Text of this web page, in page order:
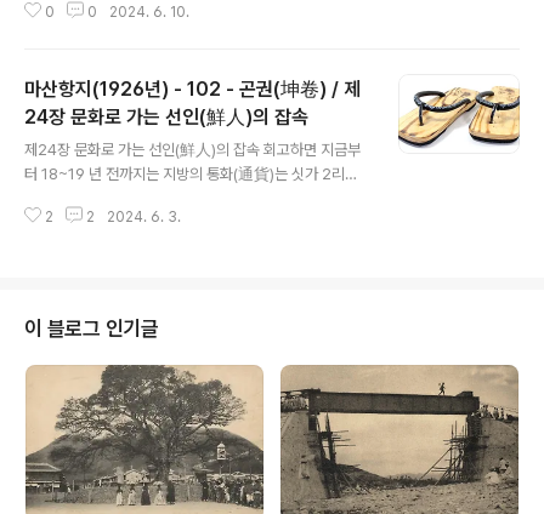
이다. 8간은 대략 15미터)의 가로는 아주 정연하다. 마산천
(大使橋)란 네 개의 인조 돌다리와 신게츠바시(新月橋),
츠키미바시(月見橋)란 두 개의 나무다리, 신월천에 가설
된 미야코바시(都橋), 쇼오겐바시(昌原橋)란 두 개의 인
조 돌다리와 구마가와바시(熊川橋)란 나무다리 등이 그
건축미를 자랑하고 있다. 이 풍경은 대로에 한정된 것이며
소위 뒷길인 골목에는 채소를 가꾸는 밭들이 길가에 놓여
0 0 2024. 6. 10.
마산항지(1926년) - 102 - 곤권(坤卷) / 제
24장 문화로 가는 선인(鮮人)의 잡속
제24장 문화로 가는 선인(鮮人)의 잡속 회고하면 지금부
터 18~19 년 전까지는 지방의 통화(通貨)는 싯가 2리
평통보(常平通寶) 밖에 없었으며 은화(銀貨)와 지폐는
대는 이미 과거의 꿈같이 사라졌다. 대정 7년(1918) 경까
지는 마산포의 장날에 단발(斷髮)한 선인이 보이면 진기하
게 여겼는데 다음 해인 대정 8년(1919)쯤 부터는 단발하
고 양장한 자가 점점 보이더니 오늘날 시장을 돌아보면 양
복, 한복을 불문해 단발자가 그 과반을 차지한다. 상투를 튼
사람은 지게꾼이나 멀리 시..
2 2 2024. 6. 3.
이 블로그 인기글